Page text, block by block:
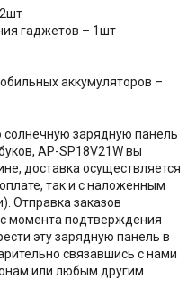
гаджетов – 1шт
аккумуляторов –
солнечную зарядную панель
AP-SP18V21W вы
доставка осуществляется
так и с наложенным
Отправка заказов
с момента подтверждения
эту зарядную панель в
связавшись с нами
или любым другим